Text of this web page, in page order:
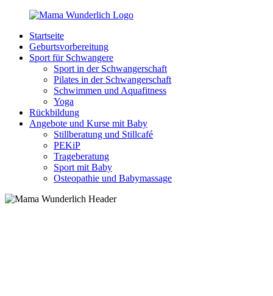
Zurück
Inhalt
MamaWunderlich.de
Mutti
sein
wunderbar!
Startseite
Geburtsvorbereitung
Sport für Schwangere
Sport in der Schwangerschaft
Pilates in der Schwangerschaft
Schwimmen und Aquafitness
Yoga
Rückbildung
Angebote und Kurse mit Baby
Stillberatung und Stillcafé
PEKiP
Trageberatung
Sport mit Baby
Osteopathie und Babymassage